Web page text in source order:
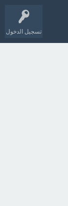
تسجيل الدخول